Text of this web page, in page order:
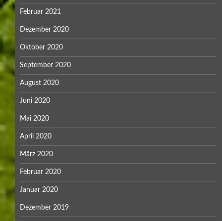
Februar 2021
Dezember 2020
Oktober 2020
September 2020
August 2020
Juni 2020
Mai 2020
April 2020
März 2020
Februar 2020
Januar 2020
Dezember 2019